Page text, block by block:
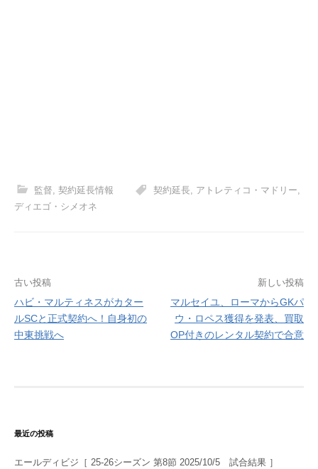
監督 契約延長情報 契約延長 アトレティコ・マドリー
ディエゴ・シメオネ
投
稿
ナ
シ
ョ
古い投稿
ハビ・マルティネスがカター
ルSCと正式契約へ！自身初の
中東挑戦へ
新しい投稿
マルセイユ、ローマからGKパ
ウ・ロペス獲得を発表、買取
OP付きのレンタル契約で合意
最近の投稿
エールディビジ［ 25-26シーズン 第8節 2025/10/5 試合結果 ］